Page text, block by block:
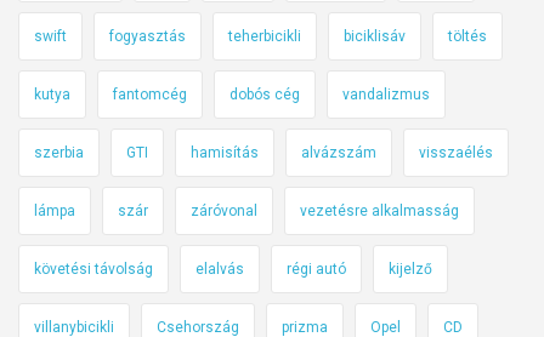
swift fogyasztás teherbicikli biciklisáv töltés
kutya fantomcég dobós cég vandalizmus
szerbia GTI hamisítás alvázszám visszaélés
lámpa szár záróvonal vezetésre alkalmasság
követési távolság elalvás régi autó kijelző
villanybicikli Csehország prizma Opel CD